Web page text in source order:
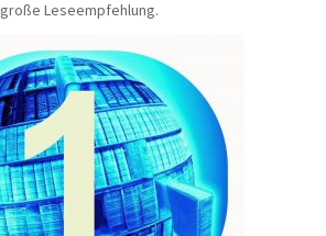
große Leseempfehlung.